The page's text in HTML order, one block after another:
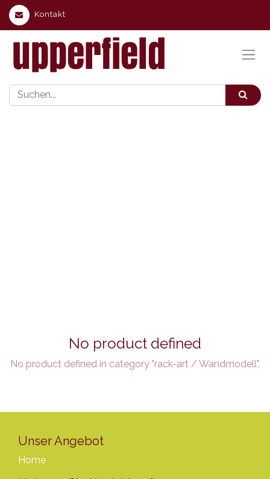
Kontakt
No product defined
No product defined in category "rack-art / Wandmodell".
Unser Angebot
Home